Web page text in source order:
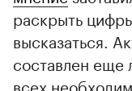
раскрыть
высказаться.
составлен еще
всех